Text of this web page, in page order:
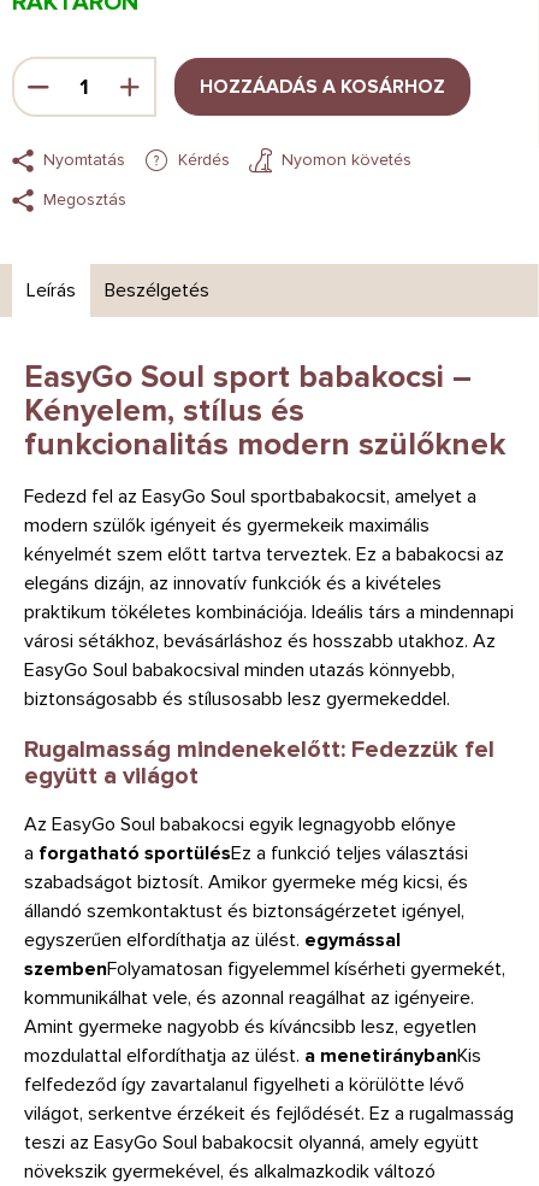
HOZZÁADÁS A KOSÁRHOZ
Nyomtatás Kérdés
Nyomon követés
Megosztás
Leírás Beszélgetés
EasyGo Soul sport babakocsi –
Kényelem, stílus és
funkcionalitás modern szülőknek
Fedezd fel az EasyGo Soul sportbabakocsit, amelyet a
modern szülők igényeit és gyermekeik maximális
kényelmét szem előtt tartva terveztek. Ez a babakocsi az
elegáns dizájn, az innovatív funkciók és a kivételes
praktikum tökéletes kombinációja. Ideális társ a mindennapi
városi sétákhoz, bevásárláshoz és hosszabb utakhoz. Az
EasyGo Soul babakocsival minden utazás könnyebb,
biztonságosabb és stílusosabb lesz gyermekeddel.
Rugalmasság mindenekelőtt: Fedezzük fel
együtt a világot
Az EasyGo Soul babakocsi egyik legnagyobb előnye
a forgatható sportülésEz a funkció teljes választási
szabadságot biztosít. Amikor gyermeke még kicsi, és
állandó szemkontaktust és biztonságérzetet igényel,
egyszerűen elfordíthatja az ülést. egymással
szembenFolyamatosan figyelemmel kísérheti gyermekét,
kommunikálhat vele, és azonnal reagálhat az igényeire.
Amint gyermeke nagyobb és kíváncsibb lesz, egyetlen
mozdulattal elfordíthatja az ülést. a menetiránybanKis
felfedeződ így zavartalanul figyelheti a körülötte lévő
világot, serkentve érzékeit és fejlődését. Ez a rugalmasság
teszi az EasyGo Soul babakocsit olyanná, amely együtt
növekszik gyermekével, és alkalmazkodik változó